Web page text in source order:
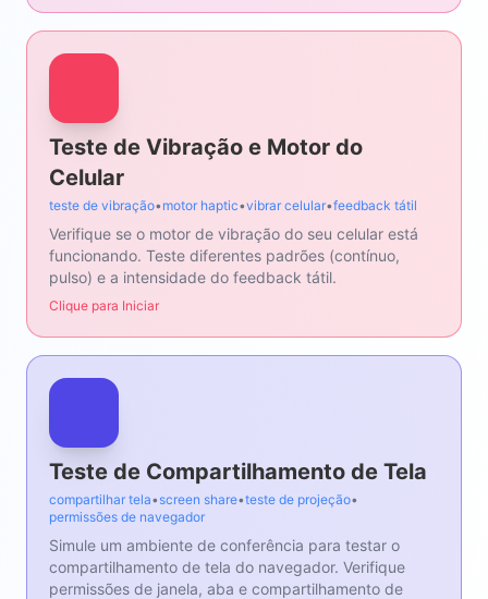
Teste de Vibração e Motor do
Celular
teste de vibração•motor haptic•vibrar celular•feedback tátil
Verifique se o motor de vibração do seu celular está
funcionando. Teste diferentes padrões (contínuo,
pulso) e a intensidade do feedback tátil.
Clique para Iniciar
Teste de Compartilhamento de Tela
compartilhar tela• screen share•teste de projeção•
permissões de navegador
Simule um ambiente de conferência para testar o
compartilhamento de tela do navegador. Verifique
permissões de janela, aba e compartilhamento de